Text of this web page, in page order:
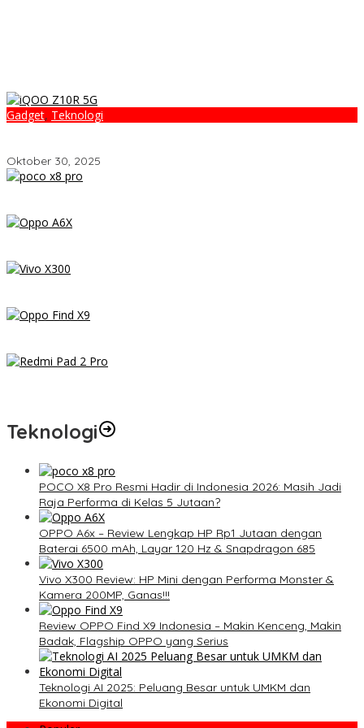
Gadget, Teknologi
Oktober 30, 2025
Teknologi
POCO X8 Pro Resmi Hadir di Indonesia 2026: Masih Jadi
Raja Performa di Kelas 5 Jutaan?
OPPO A6x – Review Lengkap HP Rp1 Jutaan dengan
Baterai 6500 mAh, Layar 120 Hz & Snapdragon 685
Vivo X300 Review: HP Mini dengan Performa Monster &
Kamera 200MP, Ganas!!!
Review OPPO Find X9 Indonesia – Makin Kenceng, Makin
Badak, Flagship OPPO yang Serius
Teknologi AI 2025: Peluang Besar untuk UMKM dan
Ekonomi Digital